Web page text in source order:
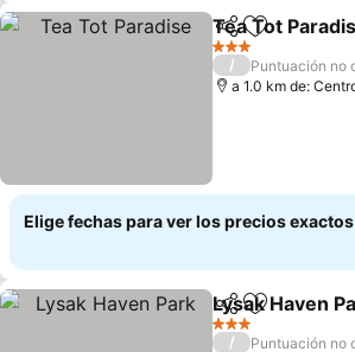
CompartirAgregar a
Tea Tot
3 Estrellas
/
Puntuación no
a 1.0 km de:
Elige fechas para ver los precios exactos
CompartirAgregar a
Lysak Haven
3 Estrellas
/
Puntuación no